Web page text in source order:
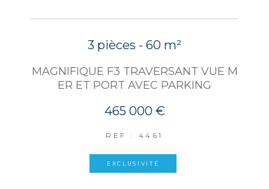
3 pièces - 60 m²
MAGNIFIQUE F3 TRAVERSANT VUE M
ER ET PORT AVEC PARKING
465 000 €
REF : 4461
EXCLUSIVITÉ